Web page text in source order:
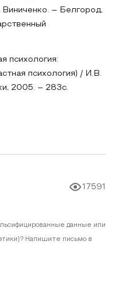
– Белгород,
психология:
психология) / И.В.
2005. – 283с.
17591
данные или
Напишите письмо в